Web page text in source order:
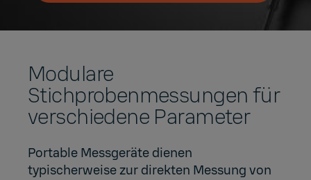
Modulare
Stichprobenmessungen für
verschiedene Parameter
Portable Messgeräte dienen
typischerweise zur direkten Messung von